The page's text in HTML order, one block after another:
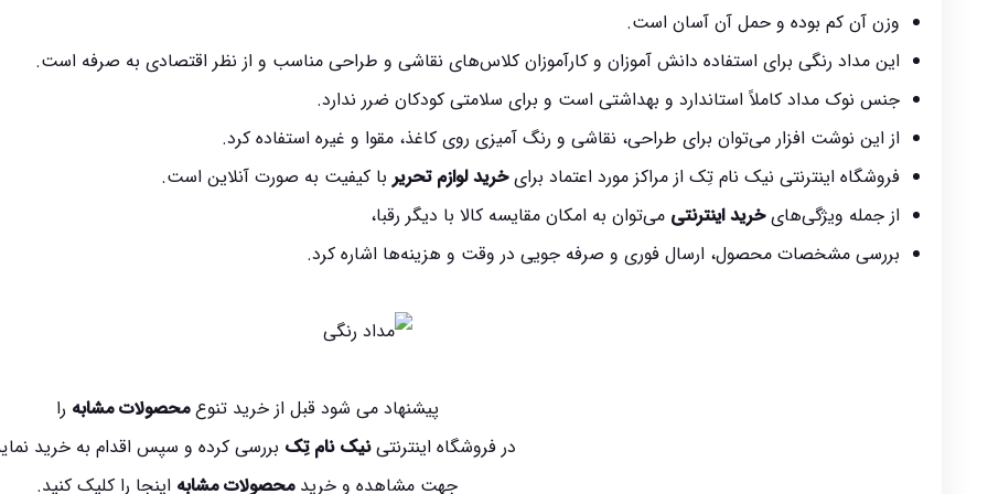
وزن آن کم بوده و حمل آن آسان است.
این مداد رنگی برای استفاده دانش آموزان و کارآموزان کلاس‌های نقاشی و طراحی مناسب و از نظر اقتصادی به صرفه است.
جنس نوک مداد کاملاً استاندارد و بهداشتی است و برای سلامتی کودکان ضرر ندارد.
از این نوشت افزار می‌توان برای طراحی، نقاشی و رنگ آمیزی روی کاغذ، مقوا و غیره استفاده کرد.
فروشگاه اینترنتی نیک نام تِک از مراکز مورد اعتماد برایخرید لوازم تحریر با کیفیت به صورت آنلاین است.
از جمله ویژگی‌هایخرید اینترنتی می‌توان به امکان مقایسه کالا با دیگر رقبا،
بررسی مشخصات محصول، ارسال فوری و صرفه جویی در وقت و هزینه‌ها اشاره کرد.
پیشنهاد می شود قبل از خرید تنوعمحصولات مشابه را
در فروشگاه اینترنتینیک نام تِک بررسی کرده و سپس اقدام به خرید
جهت مشاهده و خریدمحصولات مشابه اینجا را کلیک کنید.